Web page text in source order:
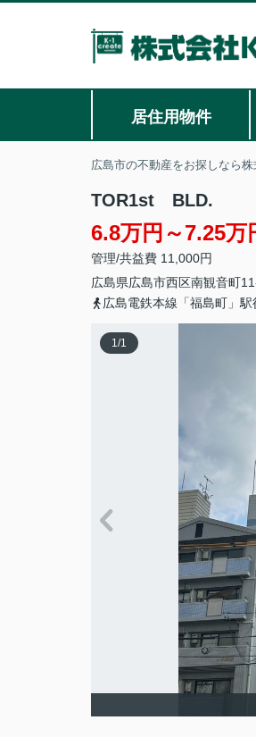
居住用物件
広島市の不動産をお探しなら
TOR1st BLD.
6.8万円～7.25万
管理/共益費 11,000円
広島県広島市西区南観音町
広島電鉄本線「福島町」駅
1/1